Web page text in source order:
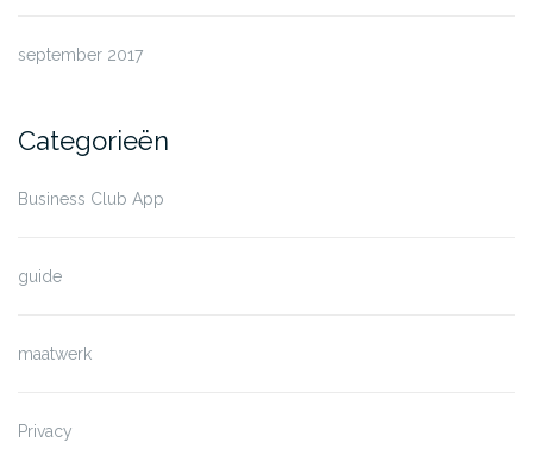
september 2017
Categorieën
Business Club App
guide
maatwerk
Privacy